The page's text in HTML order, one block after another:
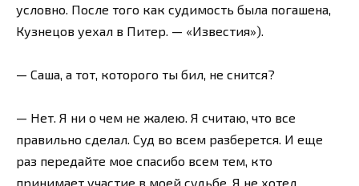
условно. После того как судимость была погашена,
Кузнецов уехал в Питер. — «Известия»).
— Саша, а тот, которого ты бил, не снится?
— Нет. Я ни о чем не жалею. Я считаю, что все
правильно сделал. Суд во всем разберется. И еще
раз передайте мое спасибо всем тем, кто
принимает участие в моей судьбе. Я не хотел